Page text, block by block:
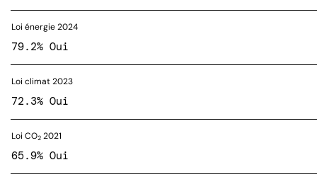
Loi énergie 2024
79.2% Oui
Loi climat 2023
72.3% Oui
Loi CO2 2021
65.9% Oui